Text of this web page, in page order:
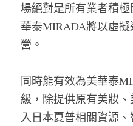
場絕對是所有業者積
華泰MIRADA將以虛
營。
同時能有效為美華泰
級，除提供原有美妝
入日本夏普相關資源